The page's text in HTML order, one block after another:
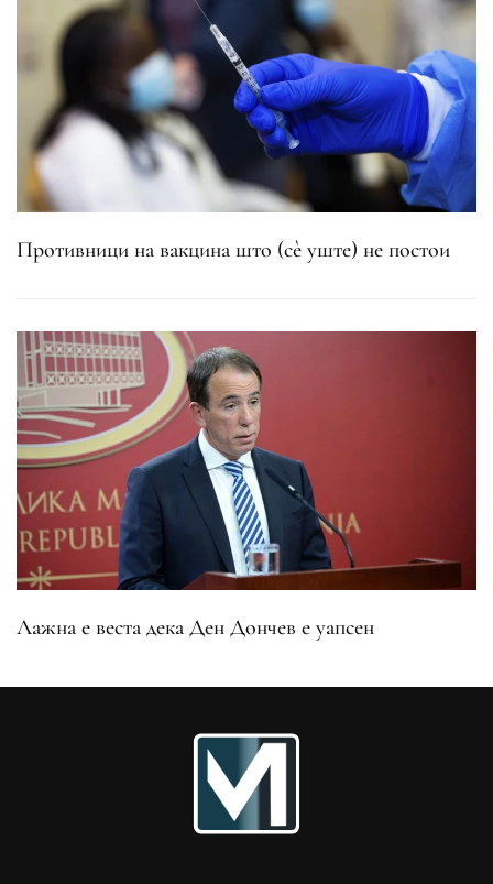
Противници на вакцина што (сè уште) не постои
Лажна е веста дека Ден Дончев е уапсен